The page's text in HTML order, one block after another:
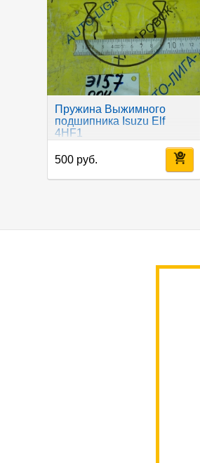
Пружина Выжимного
подшипника Isuzu Elf
4HF1
500 руб.